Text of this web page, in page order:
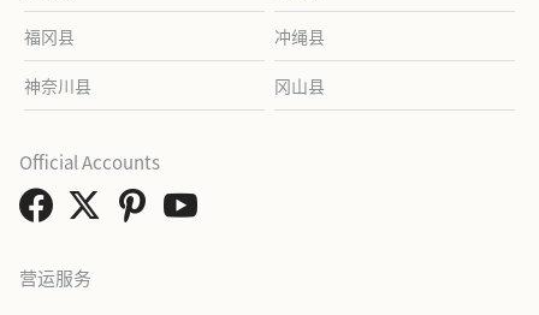
福冈县 冲绳县
神奈川县 冈山县
营运服务
Official Accounts